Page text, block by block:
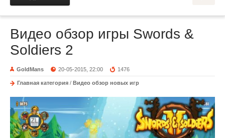
Видео обзор игры Swords &
Soldiers 2
GoldMans 20-05-2015, 22:00 1476
Главная категория / Видео обзор новых игр